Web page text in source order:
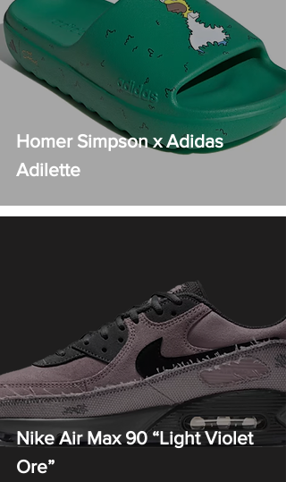
Homer Simpson x Adidas
Adilette
Nike Air Max 90 “Light Violet
Ore”